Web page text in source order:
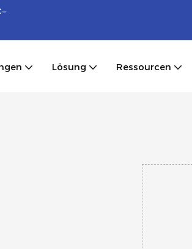
Lösung Ressourcen